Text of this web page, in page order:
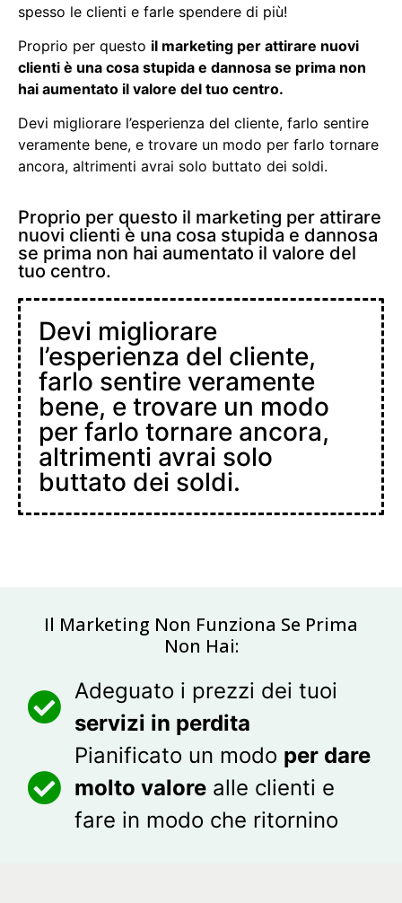
spesso le clienti e farle spendere di più!
Proprio per questo il marketing per attirare nuovi
clienti è una cosa stupida e dannosa se prima non
hai aumentato il valore del tuo centro.
Devi migliorare l’esperienza del cliente, farlo sentire
veramente bene, e trovare un modo per farlo tornare
ancora, altrimenti avrai solo buttato dei soldi.
Proprio per questo il marketing per attirare
nuovi clienti è una cosa stupida e dannosa
se prima non hai aumentato il valore del
tuo centro.
Devi migliorare
l’esperienza del cliente,
farlo sentire veramente
bene, e trovare un modo
per farlo tornare ancora,
altrimenti avrai solo
buttato dei soldi.
Il Marketing Non Funziona Se Prima
Non Hai:
Adeguato i prezzi dei tuoi
servizi in perdita
Pianificato un modo per dare
molto valorealle clienti e
fare in modo che ritornino